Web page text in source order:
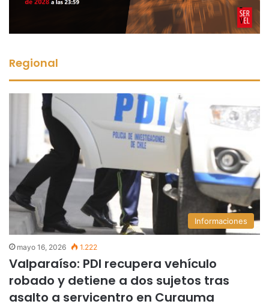
Regional
Informaciones
mayo 16, 2026 1.222
Valparaíso: PDI recupera vehículo
robado y detiene a dos sujetos tras
asalto a servicentro en Curauma